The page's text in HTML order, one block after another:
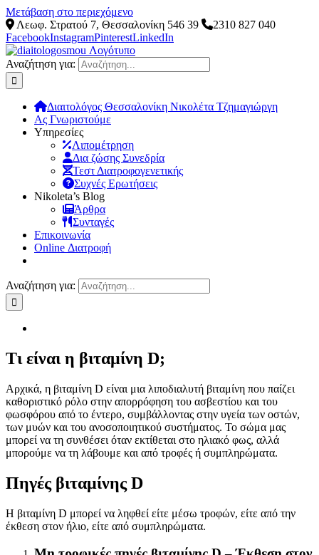
Μετάβαση στο περιεχόμενο
Λεωφ. Στρατού 7, Θεσσαλονίκη 546 39
2310 827 040
FacebookInstagramPinterestLinkedIn
Αναζήτηση για:
Διαιτολόγος Θεσσαλονίκη Νικολέτα Τζημαγιώργη
Ας Γνωριστούμε
Υπηρεσίες
Λιπομέτρηση
Δια ζώσης Συνεδρία
Τεστ Διατροφογενετικής
Συχνές Ερωτήσεις
Νikoleta’s Blog
Άρθρα
Συνταγές
Επικοινωνία
Online Διατροφή
Αναζήτηση για:
Τι είναι η βιταμίνη D;
Αρχικά, η βιταμίνη D είναι μια λιποδιαλυτή βιταμίνη που παίζει
καθοριστικό ρόλο στην απορρόφηση του ασβεστίου και του
φωσφόρου από το έντερο, συμβάλλοντας στην υγεία των οστών,
των μυών και του ανοσοποιητικού συστήματος. Το σώμα μας
μπορεί να τη συνθέσει όταν εκτίθεται στο ηλιακό φως, αλλά
μπορούμε να τη λάβουμε και από τροφές ή συμπληρώματα.
Πηγές βιταμίνης D
Η βιταμίνη D μπορεί να ληφθεί είτε μέσω τροφών, είτε από την
έκθεση στον ήλιο, είτε από συμπληρώματα.